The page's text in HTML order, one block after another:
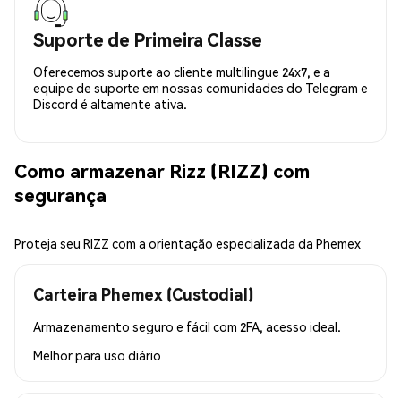
Suporte de Primeira Classe
Oferecemos suporte ao cliente multilingue 24x7, e a
equipe de suporte em nossas comunidades do Telegram e
Discord é altamente ativa.
Como armazenar Rizz (RIZZ) com
segurança
Proteja seu RIZZ com a orientação especializada da Phemex
Carteira Phemex (Custodial)
Armazenamento seguro e fácil com 2FA, acesso ideal.
Melhor para uso diário